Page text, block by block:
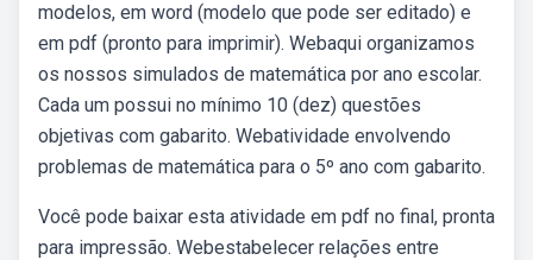
modelos, em word (modelo que pode ser editado) e
em pdf (pronto para imprimir). Webaqui organizamos
os nossos simulados de matemática por ano escolar.
Cada um possui no mínimo 10 (dez) questões
objetivas com gabarito. Webatividade envolvendo
problemas de matemática para o 5º ano com gabarito.
Você pode baixar esta atividade em pdf no final, pronta
para impressão. Webestabelecer relações entre